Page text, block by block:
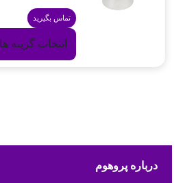
تماس بگیرید
انتخاب گزینه ها
درباره پروهوم